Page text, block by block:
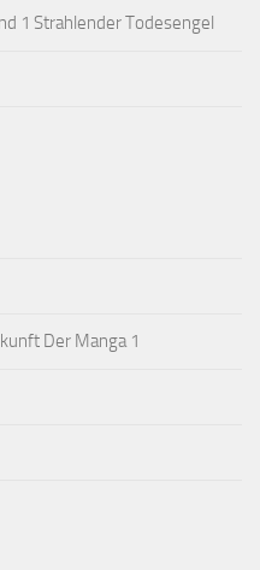
1 Strahlender Todesengel
Der Manga 1